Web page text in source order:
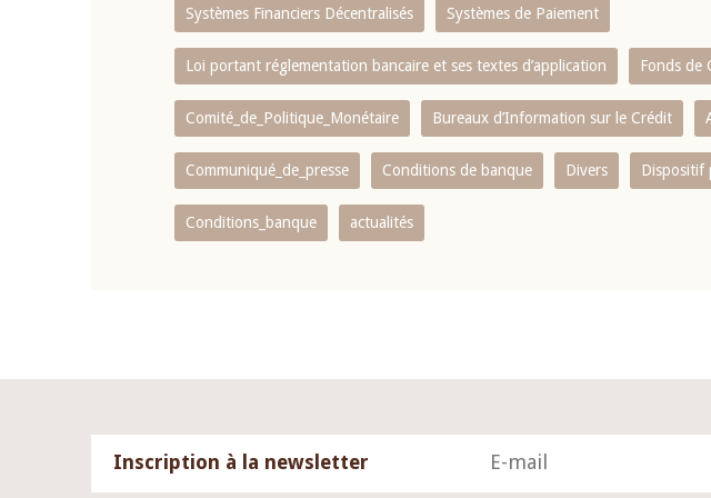
Systèmes Financiers Décentralisés Systèmes de Paiement
Loi portant réglementation bancaire et ses textes d’application Fonds de
Comité_de_Politique_Monétaire Bureaux d’Information sur le Crédit
Communiqué_de_presse Conditions de banque Divers Dispositif
Conditions_banque actualités
Inscription à la newsletter